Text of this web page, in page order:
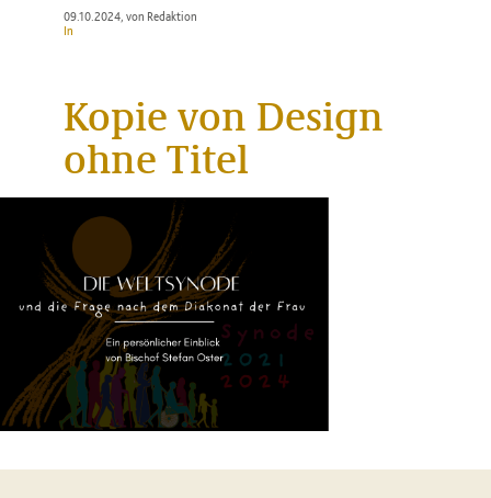
09.10.2024, von Redaktion
In
Kopie von Design
ohne Titel